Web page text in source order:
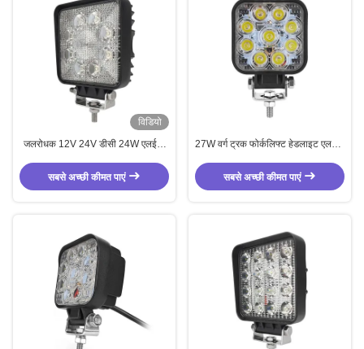
विडियो
जलरोधक 12V 24V डीसी 24W एलईडी
सबसे अच्छी कीमत पाएं
27W वर्ग ट्रक फोर्कलिफ्ट हेडलाइट एलईडी
सबसे अच्छी कीमत पाएं